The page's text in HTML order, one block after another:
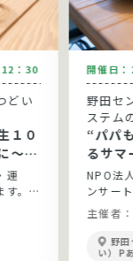
：30
どい
１０
～健
践
運
す。
開催日：
野田セ
ステム
“パパ
るサマ
NPO法
ンサート
主催者：
野
い）P